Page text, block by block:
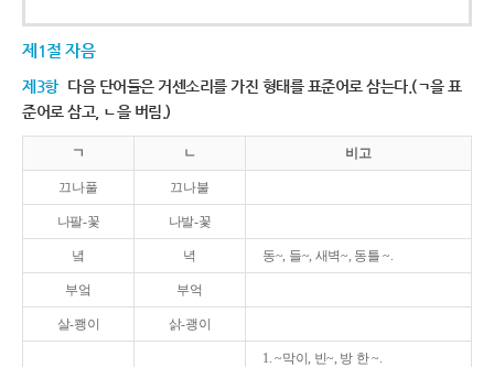
제1절 자음
제3항 다음 단어들은 거센소리를 가진 형태를 표준어로 삼는다.(ㄱ을 표
준어로 삼고, ㄴ을 버림.)
ㄱ ㄴ 비고
끄나풀 끄나불
나팔-꽃 나발-꽃
녘 녁 동~, 들~, 새벽~, 동틀 ~.
부엌 부억
살-쾡이 삵-괭이
1. ~막이, 빈~, 방 한 ~.